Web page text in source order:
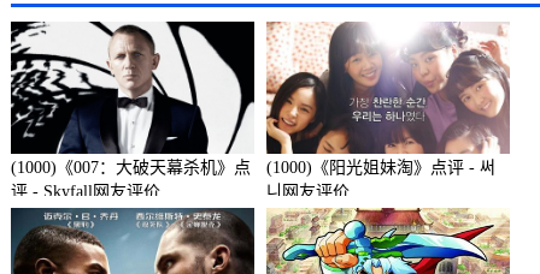
(1000)《007：大破天幕杀机》点
评 - Skyfall网友评价
(1000)《阳光姐妹淘》点评 - 써
니网友评价